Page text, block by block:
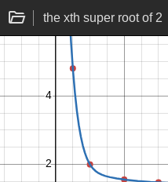
the xth super root of 2